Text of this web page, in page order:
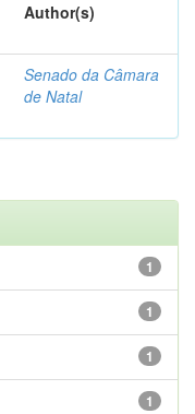
Author(s)
Senado da Câmara
de Natal
1
1
1
1